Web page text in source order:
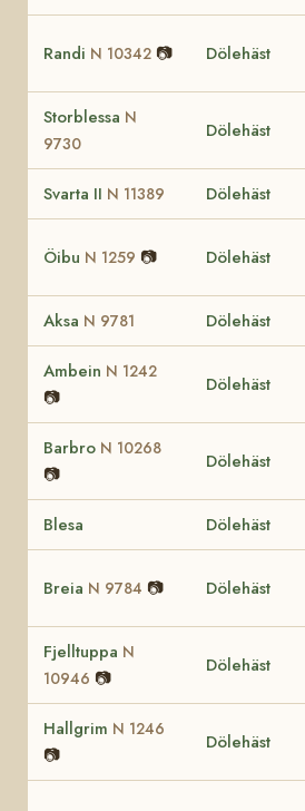
Randi N 10342 📷 Dölehäst
Storblessa N
9730
Dölehäst
Svarta II N 11389 Dölehäst
Öibu N 1259 📷 Dölehäst
Aksa N 9781 Dölehäst
Ambein N 1242
📷
Dölehäst
Barbro N 10268
📷
Dölehäst
Blesa Dölehäst
Breia N 9784 📷 Dölehäst
Fjelltuppa N
10946 📷
Dölehäst
Hallgrim N 1246
📷
Dölehäst